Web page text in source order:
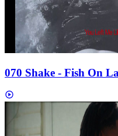
070 Shake - Fish On